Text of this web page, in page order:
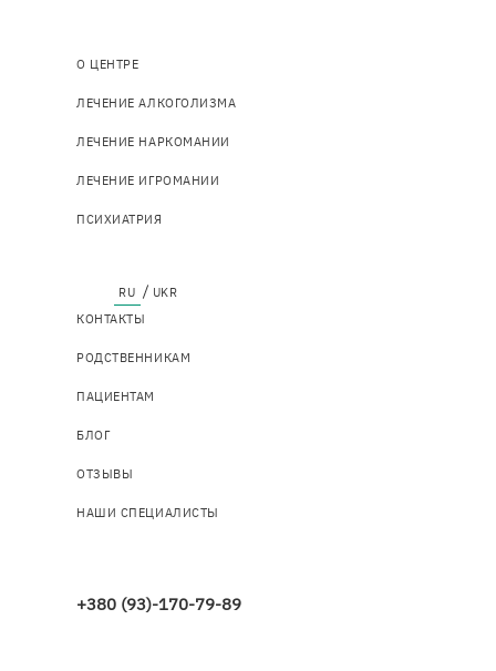
+380 (93)-170-79-89
Основна
навіґація
О ЦЕНТРЕ
ЛЕЧЕНИЕ АЛКОГОЛИЗМА
ЛЕЧЕНИЕ НАРКОМАНИИ
ЛЕЧЕНИЕ ИГРОМАНИИ
ПСИХИАТРИЯ
Top
menu
КОНТАКТЫ
РОДСТВЕННИКАМ
ПАЦИЕНТАМ
БЛОГ
ОТЗЫВЫ
НАШИ СПЕЦИАЛИСТЫ